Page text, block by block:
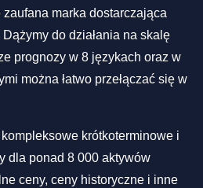
marka dostarczająca
do działania na skalę
prognozy w 8 językach oraz w
można łatwo przełączać się w
krótkoterminowe i
dla ponad 8 000 aktywów
ceny, ceny historyczne i inne